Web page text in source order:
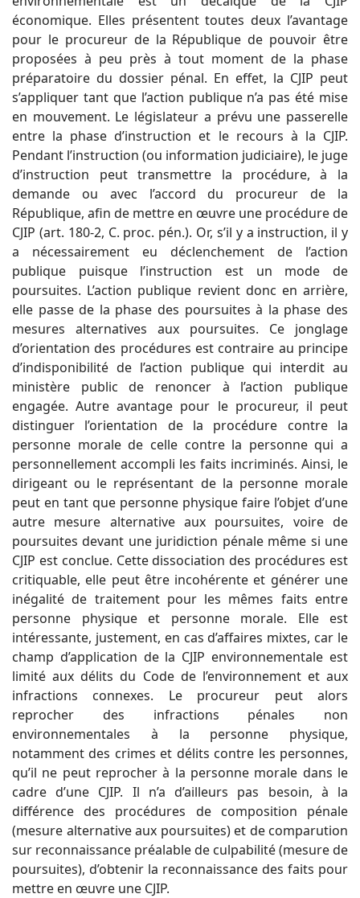
économique. Elles présentent toutes deux l’avantage
pour le procureur de la République de pouvoir être
proposées à peu près à tout moment de la phase
préparatoire du dossier pénal. En effet, la CJIP peut
s’appliquer tant que l’action publique n’a pas été mise
en mouvement. Le législateur a prévu une passerelle
entre la phase d’instruction et le recours à la CJIP.
Pendant l’instruction (ou information judiciaire), le juge
d’instruction peut transmettre la procédure, à la
demande ou avec l’accord du procureur de la
République, afin de mettre en œuvre une procédure de
CJIP (art. 180-2, C. proc. pén.). Or, s’il y a instruction, il y
a nécessairement eu déclenchement de l’action
publique puisque l’instruction est un mode de
poursuites. L’action publique revient donc en arrière,
elle passe de la phase des poursuites à la phase des
mesures alternatives aux poursuites. Ce jonglage
d’orientation des procédures est contraire au principe
d’indisponibilité de l’action publique qui interdit au
ministère public de renoncer à l’action publique
engagée. Autre avantage pour le procureur, il peut
distinguer l’orientation de la procédure contre la
personne morale de celle contre la personne qui a
personnellement accompli les faits incriminés. Ainsi, le
dirigeant ou le représentant de la personne morale
peut en tant que personne physique faire l’objet d’une
autre mesure alternative aux poursuites, voire de
poursuites devant une juridiction pénale même si une
CJIP est conclue. Cette dissociation des procédures est
critiquable, elle peut être incohérente et générer une
inégalité de traitement pour les mêmes faits entre
personne physique et personne morale. Elle est
intéressante, justement, en cas d’affaires mixtes, car le
champ d’application de la CJIP environnementale est
limité aux délits du Code de l’environnement et aux
infractions connexes. Le procureur peut alors
reprocher des infractions pénales non
environnementales à la personne physique,
notamment des crimes et délits contre les personnes,
qu’il ne peut reprocher à la personne morale dans le
cadre d’une CJIP. Il n’a d’ailleurs pas besoin, à la
différence des procédures de composition pénale
(mesure alternative aux poursuites) et de comparution
sur reconnaissance préalable de culpabilité (mesure de
poursuites), d’obtenir la reconnaissance des faits pour
mettre en œuvre une CJIP.